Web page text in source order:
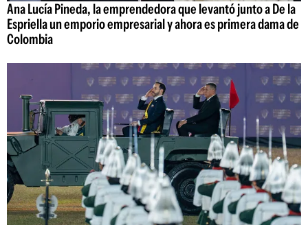
Ana Lucía Pineda, la emprendedora que levantó junto a De la
Espriella un emporio empresarial y ahora es primera dama de
Colombia